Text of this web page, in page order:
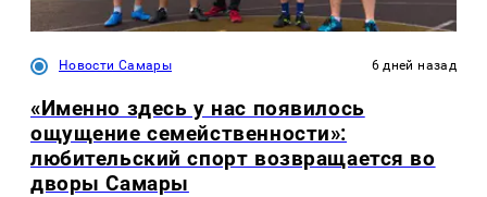
Новости Самары 6 дней назад
«Именно здесь у нас появилось
ощущение семейственности»:
любительский спорт возвращается во
дворы Самары